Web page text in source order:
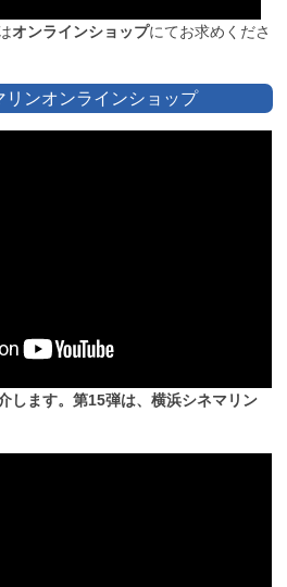
オンラインショップにてお求めくださ
リンオンラインショップ
します。第15弾は、横浜シネマリン